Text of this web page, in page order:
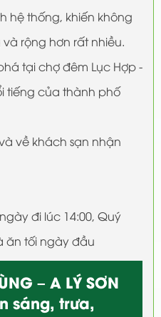
hệ thống, khiến không
rộng hơn rất nhiều.
tại chợ đêm Lục Hợp -
tiếng của thành phố
về khách sạn nhận
đi lúc 14:00, Quý
ăn tối ngày đầu
– A LÝ SƠN
sáng, trưa,